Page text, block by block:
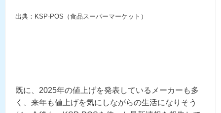
出典：KSP-POS（食品スーパーマーケット）
既に、2025年の値上げを発表しているメーカーも多
く、来年も値上げを気にしながらの生活になりそう